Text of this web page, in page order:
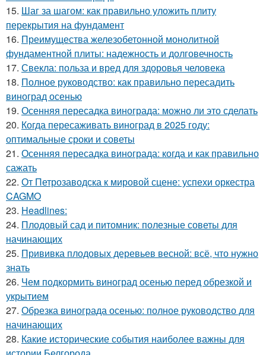
15. Шаг за шагом: как правильно уложить плиту
перекрытия на фундамент
16. Преимущества железобетонной монолитной
фундаментной плиты: надежность и долговечность
17. Свекла: польза и вред для здоровья человека
18. Полное руководство: как правильно пересадить
виноград осенью
19. Осенняя пересадка винограда: можно ли это сделать
20. Когда пересаживать виноград в 2025 году:
оптимальные сроки и советы
21. Осенняя пересадка винограда: когда и как правильно
сажать
22. От Петрозаводска к мировой сцене: успехи оркестра
CAGMO
23. Headlines:
24. Плодовый сад и питомник: полезные советы для
начинающих
25. Прививка плодовых деревьев весной: всё, что нужно
знать
26. Чем подкормить виноград осенью перед обрезкой и
укрытием
27. Обрезка винограда осенью: полное руководство для
начинающих
28. Какие исторические события наиболее важны для